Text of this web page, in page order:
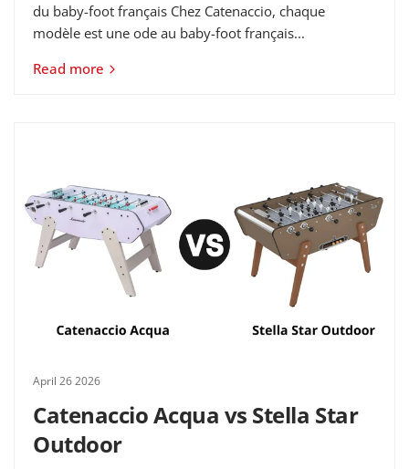
du baby-foot français Chez Catenaccio, chaque
modèle est une ode au baby-foot français...
Read more
April 26 2026
Catenaccio Acqua vs Stella Star
Outdoor